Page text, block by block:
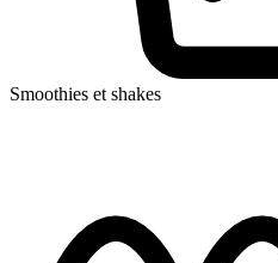
Smoothies et shakes